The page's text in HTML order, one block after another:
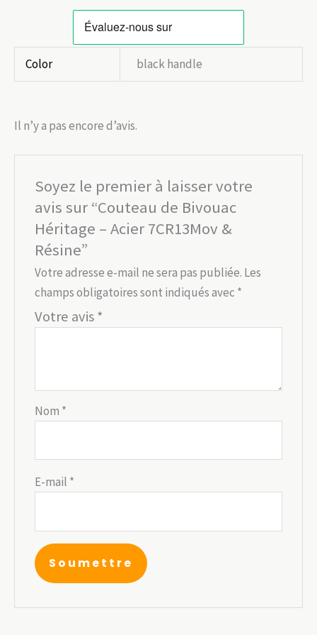
Color black handle
Il n’y a pas encore d’avis.
Soyez le premier à laisser votre
avis sur “Couteau de Bivouac
Héritage – Acier 7CR13Mov &
Résine”
Votre adresse e-mail ne sera pas publiée. Les
champs obligatoires sont indiqués avec *
Votre avis*
Nom *
E-mail *